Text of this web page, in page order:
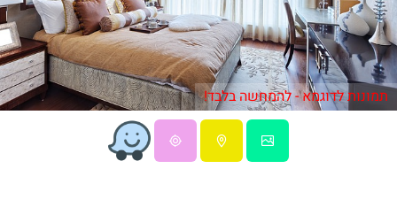
תמונות לדוגמא - להמחשה בלבד!